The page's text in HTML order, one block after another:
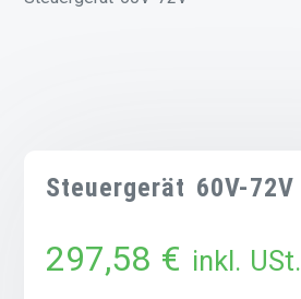
Steuergerät 60V-72V
297,58 € inkl. USt.